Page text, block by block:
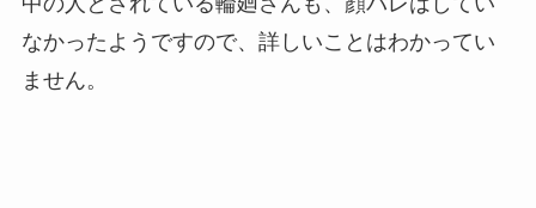
なかったようですので、詳しいことはわかってい
ません。